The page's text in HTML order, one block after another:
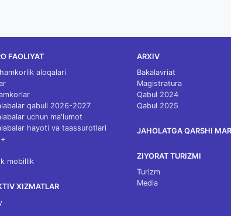
FAOLIYAT
aloqalari
qabuli 2026-2027
uchun ma'lumot
hayoti va taassurotlari
mobillik
XIZMATLAR
ARXIV
Bakalavriat
Magistratura
Qabul 2024
Qabul 2025
JAHOLATGA QARSHI
ZIYORAT TURIZMI
Turizm
Media